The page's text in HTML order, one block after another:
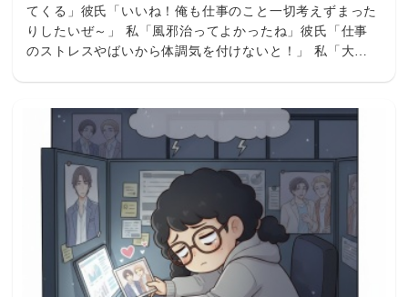
てくる」彼氏「いいね！俺も仕事のこと一切考えずまった
りしたいぜ～」 私「風邪治ってよかったね」彼氏「仕事
のストレスやばいから体調気を付けないと！」 私「大雨
テンション低い私です」私「何？」彼氏「ちょっと仕事が
立て込んでてね」 LINEのやり取りだけど、だんだんウザ
くなってきた